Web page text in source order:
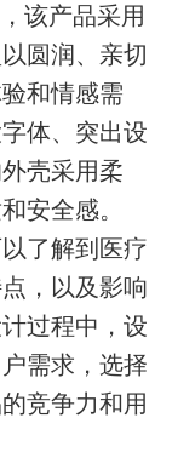
该产品采用
圆润、亲切
和情感需
体、突出设
壳采用柔
安全感。
了解到医疗
，以及影响
过程中，设
需求，选择
竞争力和用